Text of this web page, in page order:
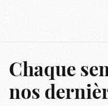
Chaque
nos